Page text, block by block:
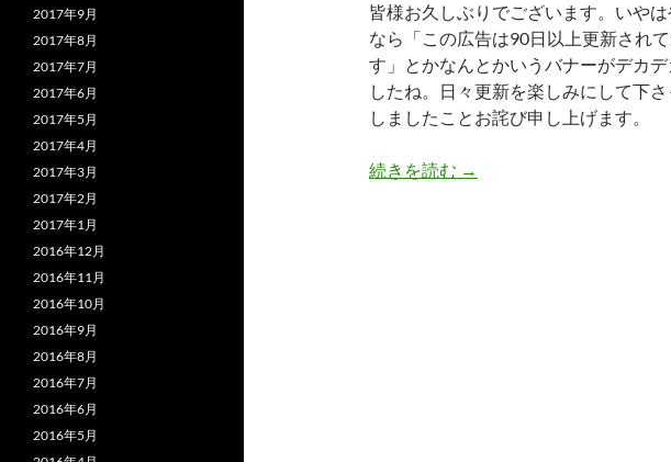
皆様お久しぶりでございます。いや
なら「この広告は90日以上更新され
す」とかなんとかいうバナーがデカ
したね。日々更新を楽しみにして下
しましたことお詫び申し上げます。
続きを読む 無事です。ちょっと慌た
→
2017年9月
2017年8月
2017年7月
2017年6月
2017年5月
2017年4月
2017年3月
2017年2月
2017年1月
2016年12月
2016年11月
2016年10月
2016年9月
2016年8月
2016年7月
2016年6月
2016年5月